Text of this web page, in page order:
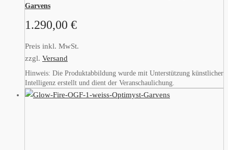
Garvens
1.290,00 €
Preis inkl. MwSt.
zzgl. Versand
Hinweis: Die Produktabbildung wurde mit Unterstützung künstlicher
Intelligenz erstellt und dient der Veranschaulichung.